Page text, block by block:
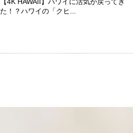
た！？ハワイの「クヒ...